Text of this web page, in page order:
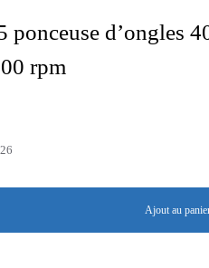
ponceuse d’ongles
rpm
Ajout au